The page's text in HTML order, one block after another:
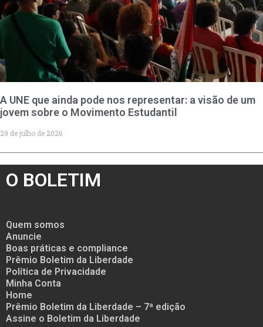
A UNE que ainda pode nos representar: a visão de um
jovem sobre o Movimento Estudantil
29 de julho de 2026
O BOLETIM
Quem somos
Anuncie
Boas práticas e compliance
Prêmio Boletim da Liberdade
Política de Privacidade
Minha Conta
Home
Prêmio Boletim da Liberdade – 7ª edição
Assine o Boletim da Liberdade